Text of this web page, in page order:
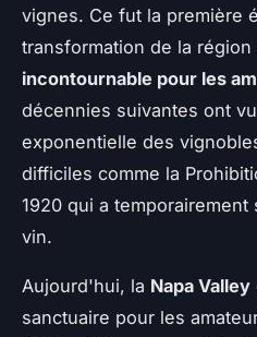
vignes. Ce fut la première
transformation de la région
incontournable pour les
décennies suivantes ont
exponentielle des
difficiles comme la
1920 qui a
vin.
Aujourd'hui, la Napa Valley
sanctuaire pour les